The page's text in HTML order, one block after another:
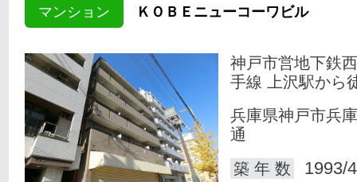
マンション ＫＯＢＥニューコーワビル
神戸市営地下鉄
手線 上沢駅から
兵庫県神戸市兵
通
築 年 数
1993/